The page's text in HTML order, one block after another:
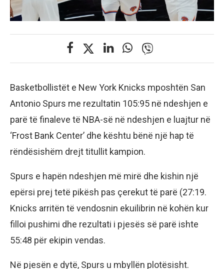
Basketbollistët e New York Knicks mposhtën San
Antonio Spurs me rezultatin 105:95 në ndeshjen e
parë të finaleve të NBA-së në ndeshjen e luajtur në
‘Frost Bank Center’ dhe kështu bënë një hap të
rëndësishëm drejt titullit kampion.
Spurs e hapën ndeshjen më mirë dhe kishin një
epërsi prej tetë pikësh pas çerekut të parë (27:19.
Knicks arritën të vendosnin ekuilibrin në kohën kur
filloi pushimi dhe rezultati i pjesës së parë ishte
55:48 për ekipin vendas.
Në pjesën e dytë, Spurs u mbyllën plotësisht.